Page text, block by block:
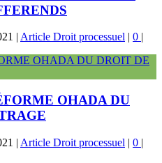
| Article Droit processuel | 0 |
OHADA DU
| Article Droit processuel | 0 |